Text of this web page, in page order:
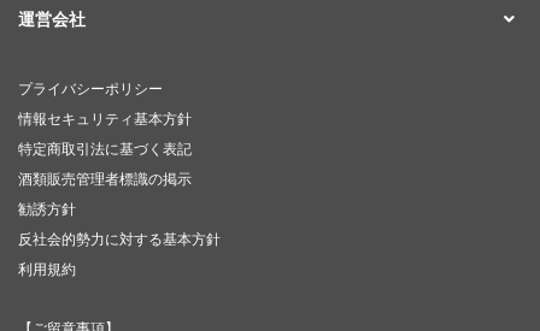
運営会社
プライバシーポリシー
情報セキュリティ基本方針
特定商取引法に基づく表記
酒類販売管理者標識の掲示
勧誘方針
反社会的勢力に対する基本方針
利用規約